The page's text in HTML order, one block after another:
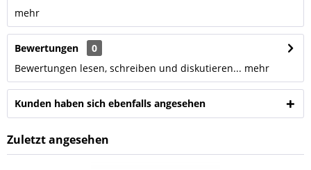
mehr
Bewertungen
0
Bewertungen lesen, schreiben und diskutieren... mehr
Kunden haben sich ebenfalls angesehen
Zuletzt angesehen